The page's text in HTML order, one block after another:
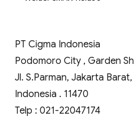
PT Cigma Indonesia
Podomoro City , Garden
Jl. S.Parman, Jakarta
Indonesia . 11470
Telp : 021-22047174